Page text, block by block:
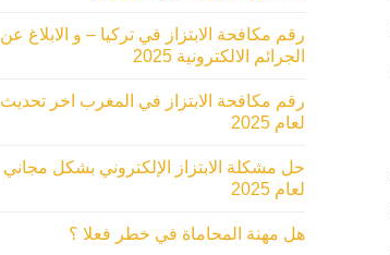
رقم مكافحة الابتزاز في تركيا – و الابلاغ عن
الجرائم الالكترونية 2025
رقم مكافحة الابتزاز في المغرب اخر تحديث
لعام 2025
حل مشكلة الابتزاز الإلكتروني بشكل مجاني
لعام 2025
هل مهنة المحاماة في خطر فعلا ؟